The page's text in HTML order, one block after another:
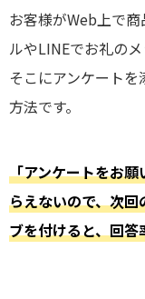
お客様がWeb上で
ルやLINEでお礼の
そこにアンケート
方法です。
「アンケートをお
らえないので、次
ブを付けると、回